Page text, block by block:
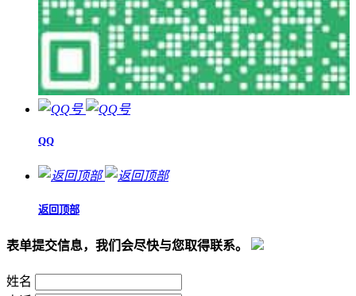
QQ
返回顶部
表单提交信息，我们会尽快与您取得联系。
姓名